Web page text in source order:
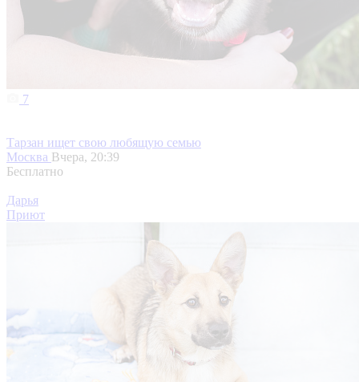
7
Тарзан ищет свою любящую семью
Москва Вчера, 20:39
Бесплатно
Дарья
Приют